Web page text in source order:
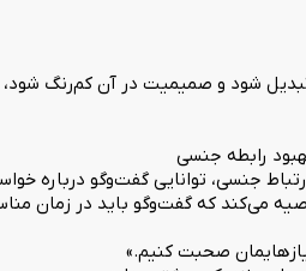
شود و صمیمیت در آن کم‌رنگ شود،
رابطه جنسی
جنسی، توانایی گفت‌وگو
می‌کند که گفت‌وگو باید در زمان
صحبت کنیم.»